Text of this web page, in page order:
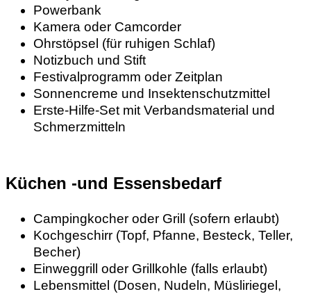
Powerbank
Kamera oder Camcorder
Ohrstöpsel (für ruhigen Schlaf)
Notizbuch und Stift
Festivalprogramm oder Zeitplan
Sonnencreme und Insektenschutzmittel
Erste-Hilfe-Set mit Verbandsmaterial und
Schmerzmitteln
Küchen -und Essensbedarf
Campingkocher oder Grill (sofern erlaubt)
Kochgeschirr (Topf, Pfanne, Besteck, Teller,
Becher)
Einweggrill oder Grillkohle (falls erlaubt)
Lebensmittel (Dosen, Nudeln, Müsliriegel,